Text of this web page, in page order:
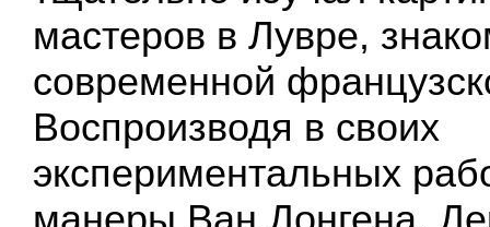
мастеров в Лувре,
современной
Воспроизводя в своих
экспериментальных